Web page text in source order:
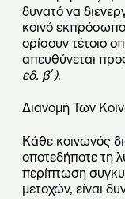
δυνατό να
κοινό
ορίσουν τέτοιο
απευθύνεται
εδ. β΄).
Διανομή Των
Κάθε κοινωνός
οποτεδήποτε τη
περίπτωση
μετοχών, είναι